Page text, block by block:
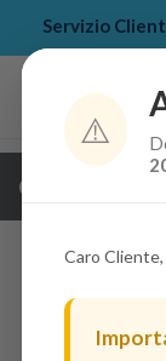
Servizio
Guarda i
⚠️
Caro Cliente,